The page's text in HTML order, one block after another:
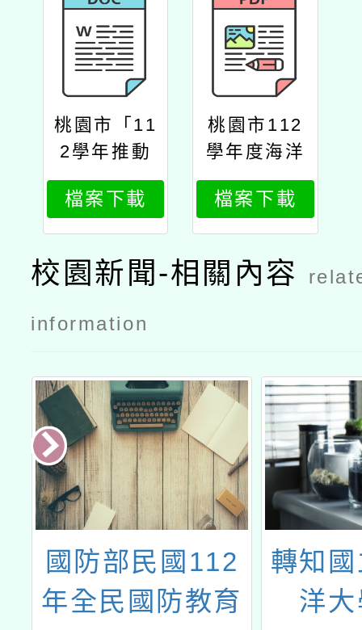
桃園市「11
2學年推動
海洋教育課
程」教師教
案比賽報名
表
檔案下載
桃園市112
學年度海洋
教育教師教
案比賽實施
計畫
檔案下載
校園新聞-相關內容
information
國防部民國112
年全民國防教育
轉知
洋